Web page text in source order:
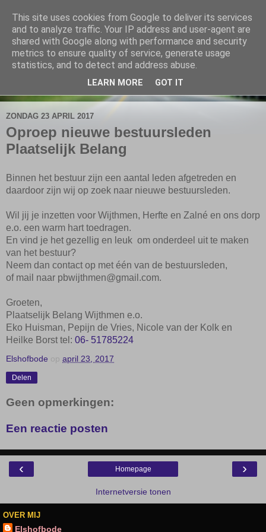
De Elshofbode
Nieuws uit Wijthmen, Herfte en Zalné.
ZONDAG 23 APRIL 2017
Oproep nieuwe bestuursleden
Plaatselijk Belang
Binnen het bestuur zijn een aantal leden afgetreden en
daardoor zijn wij op zoek naar nieuwe bestuursleden.
Wil jij je inzetten voor Wijthmen, Herfte en Zalné en ons dorp
e.o. een warm hart toedragen.
En vind je het gezellig en leuk om onderdeel uit te maken
van het bestuur?
Neem dan contact op met één van de bestuursleden,
of mail naar pbwijthmen@gmail.com.
Groeten,
Plaatselijk Belang Wijthmen e.o.
Eko Huisman, Pepijn de Vries, N icole van der Kolk en
Heilke Borst tel: 06- 51785224
Elshofbode op april 23, 2017
Delen
Geen opmerkingen:
Een reactie posten
‹ ›
Homepage
Internetversie tonen
OVER MIJ
Elshofbode
This site uses cookies from Google to deliver its services
and to analyze traffic. Your IP address and user-agent are
shared with Google along with performance and security
metrics to ensure quality of service, generate usage
statistics, and to detect and address abuse.
LEARN MORE GOT IT